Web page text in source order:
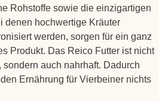
Rohstoffe sowie die einzigartigen
denen hochwertige Kräuter
werden, sorgen für ein ganz
Produkt. Das Reico Futter ist nicht
auch nahrhaft. Dadurch
Ernährung für Vierbeiner nichts